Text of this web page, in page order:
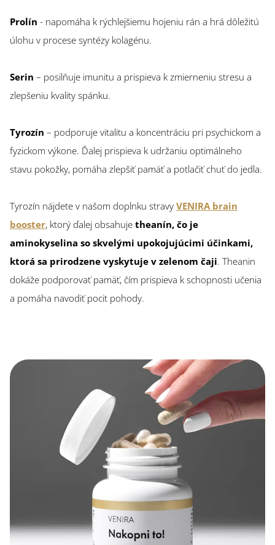
Prolín - napomáha k rýchlejšiemu hojeniu rán a hrá dôležitú
úlohu v procese syntézy kolagénu.
Serin – posilňuje imunitu a prispieva k zmierneniu stresu a
zlepšeniu kvality spánku.
Tyrozín – podporuje vitalitu a koncentráciu pri psychickom a
fyzickom výkone. Ďalej prispieva k udržaniu optimálneho
stavu pokožky, pomáha zlepšiť pamäť a potlačiť chuť do jedla.
Tyrozín nájdete v našom doplnku stravy VENIRA brain
booster, ktorý ďalej obsahuje theanín, čo je
aminokyselina so skvelými upokojujúcimi účinkami,
ktorá sa prirodzene vyskytuje v zelenom čaji. Theanin
dokáže podporovať pamäť, čím prispieva k schopnosti učenia
a pomáha navodiť pocit pohody.